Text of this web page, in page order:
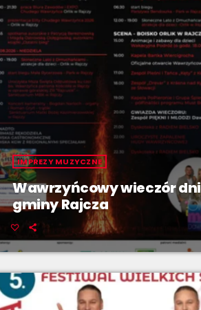
IMPREZY MUZYCZNE
Wawrzyńcowy wieczór dni
gminy Rajcza